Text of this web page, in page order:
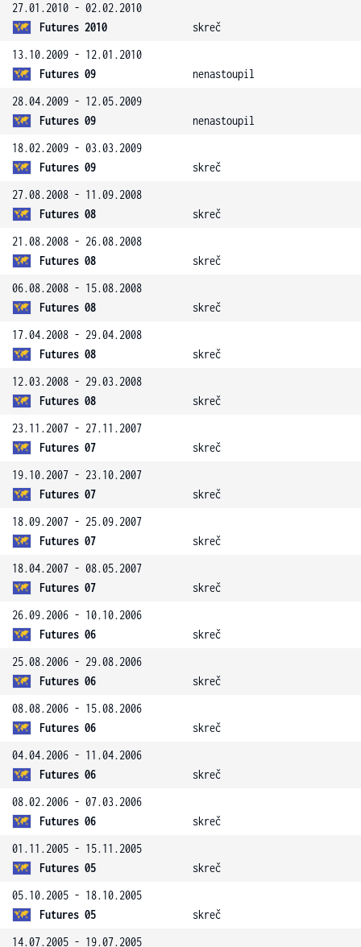
27.01.2010 - 02.02.2010
Futures 2010
skreč
13.10.2009 - 12.01.2010
Futures 09
nenastoupil
28.04.2009 - 12.05.2009
Futures 09
nenastoupil
18.02.2009 - 03.03.2009
Futures 09
skreč
27.08.2008 - 11.09.2008
Futures 08
skreč
21.08.2008 - 26.08.2008
Futures 08
skreč
06.08.2008 - 15.08.2008
Futures 08
skreč
17.04.2008 - 29.04.2008
Futures 08
skreč
12.03.2008 - 29.03.2008
Futures 08
skreč
23.11.2007 - 27.11.2007
Futures 07
skreč
19.10.2007 - 23.10.2007
Futures 07
skreč
18.09.2007 - 25.09.2007
Futures 07
skreč
18.04.2007 - 08.05.2007
Futures 07
skreč
26.09.2006 - 10.10.2006
Futures 06
skreč
25.08.2006 - 29.08.2006
Futures 06
skreč
08.08.2006 - 15.08.2006
Futures 06
skreč
04.04.2006 - 11.04.2006
Futures 06
skreč
08.02.2006 - 07.03.2006
Futures 06
skreč
01.11.2005 - 15.11.2005
Futures 05
skreč
05.10.2005 - 18.10.2005
Futures 05
skreč
14.07.2005 - 19.07.2005